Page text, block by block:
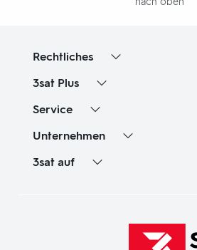
Rechtliches
3sat Plus
Service
Unternehmen
3sat auf